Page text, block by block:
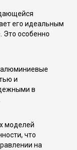
его идеальным
Это особенно
алюминиевые
и
в
моделей
что
на